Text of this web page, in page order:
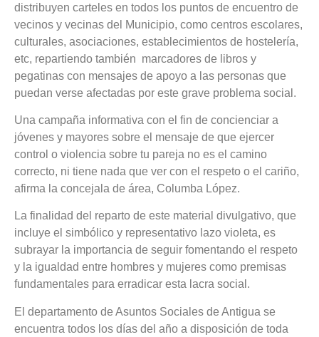
distribuyen carteles en todos los puntos de encuentro de
vecinos y vecinas del Municipio, como centros escolares,
culturales, asociaciones, establecimientos de hostelería,
etc, repartiendo también marcadores de libros y
pegatinas con mensajes de apoyo a las personas que
puedan verse afectadas por este grave problema social.
Una campaña informativa con el fin de concienciar a
jóvenes y mayores sobre el mensaje de que ejercer
control o violencia sobre tu pareja no es el camino
correcto, ni tiene nada que ver con el respeto o el cariño,
afirma la concejala de área, Columba López.
La finalidad del reparto de este material divulgativo, que
incluye el simbólico y representativo lazo violeta, es
subrayar la importancia de seguir fomentando el respeto
y la igualdad entre hombres y mujeres como premisas
fundamentales para erradicar esta lacra social.
El departamento de Asuntos Sociales de Antigua se
encuentra todos los días del año a disposición de toda